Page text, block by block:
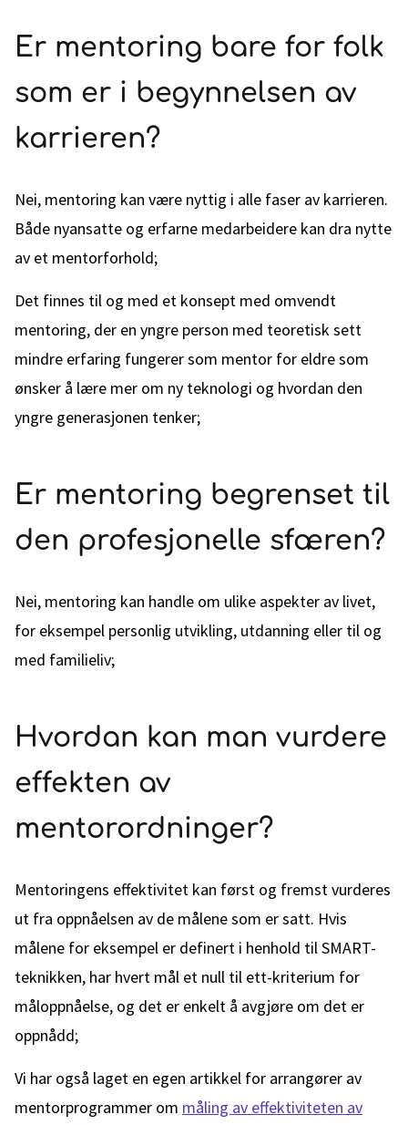
Er mentoring bare for folk
som er i begynnelsen av
karrieren?
Nei, mentoring kan være nyttig i alle faser av karrieren.
Både nyansatte og erfarne medarbeidere kan dra nytte
av et mentorforhold;
Det finnes til og med et konsept med omvendt
mentoring, der en yngre person med teoretisk sett
mindre erfaring fungerer som mentor for eldre som
ønsker å lære mer om ny teknologi og hvordan den
yngre generasjonen tenker;
Er mentoring begrenset til
den profesjonelle sfæren?
Nei, mentoring kan handle om ulike aspekter av livet,
for eksempel personlig utvikling, utdanning eller til og
med familieliv;
Hvordan kan man vurdere
effekten av
mentorordninger?
Mentoringens effektivitet kan først og fremst vurderes
ut fra oppnåelsen av de målene som er satt. Hvis
målene for eksempel er definert i henhold til SMART-
teknikken, har hvert mål et null til ett-kriterium for
måloppnåelse, og det er enkelt å avgjøre om det er
oppnådd;
Vi har også laget en egen artikkel for arrangører av
mentorprogrammer om måling av effektiviteten av